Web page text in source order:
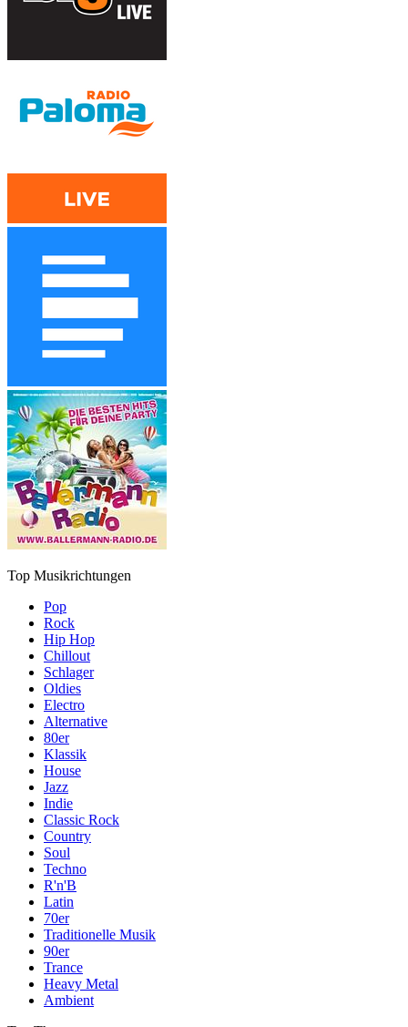
Top Musikrichtungen
Pop
Rock
Hip Hop
Chillout
Schlager
Oldies
Electro
Alternative
80er
Klassik
House
Jazz
Indie
Classic Rock
Country
Soul
Techno
R'n'B
Latin
70er
Traditionelle Musik
90er
Trance
Heavy Metal
Ambient